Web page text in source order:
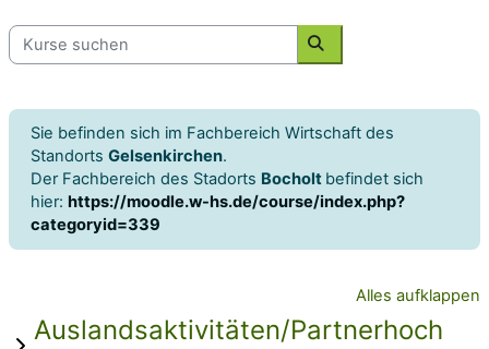
Kurse suchen
Kurse suchen
Sie befinden sich im Fachbereich Wirtschaft des
Standorts Gelsenkirchen.
Der Fachbereich des Stadorts Bocholt befindet sich
hier: https://moodle.w-hs.de/course/index.php?
categoryid=339
Alles aufklappen
Auslandsaktivitäten/Partnerhoch